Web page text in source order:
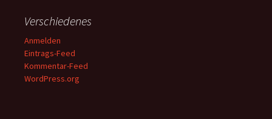
Verschiedenes
Anmelden
Eintrags-Feed
Kommentar-Feed
WordPress.org